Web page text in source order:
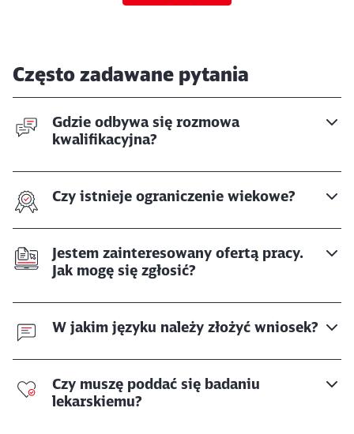
Często zadawane pytania
Gdzie odbywa się rozmowa
kwalifikacyjna?
Czy istnieje ograniczenie wiekowe?
Jestem zainteresowany ofertą pracy.
Jak mogę się zgłosić?
W jakim języku należy złożyć wniosek?
Czy muszę poddać się badaniu
lekarskiemu?